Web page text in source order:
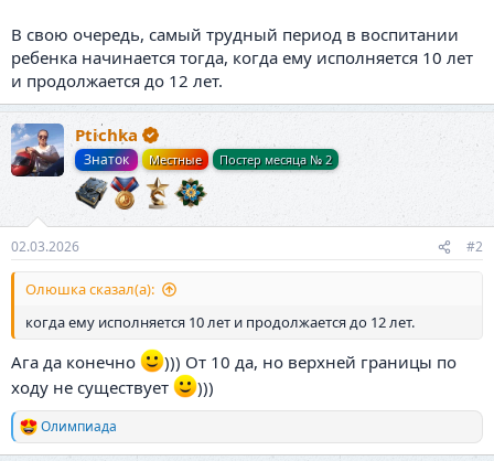
В свою очередь, самый трудный период в воспитании
ребенка начинается тогда, когда ему исполняется 10 лет
и продолжается до 12 лет.
Ptichka
Знаток Местные Постер месяца № 2
02.03.2026 #2
Олюшка сказал(а):
когда ему исполняется 10 лет и продолжается до 12 лет.
Ага да конечно
))) От 10 да, но верхней границы по
ходу не существует
)))
Р
е
Олимпиада